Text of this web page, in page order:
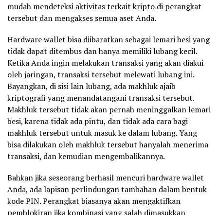
mudah mendeteksi aktivitas terkait kripto di perangkat
tersebut dan mengakses semua aset Anda.
Hardware wallet bisa diibaratkan sebagai lemari besi yang
tidak dapat ditembus dan hanya memiliki lubang kecil.
Ketika Anda ingin melakukan transaksi yang akan diakui
oleh jaringan, transaksi tersebut melewati lubang ini.
Bayangkan, di sisi lain lubang, ada makhluk ajaib
kriptografi yang menandatangani transaksi tersebut.
Makhluk tersebut tidak akan pernah meninggalkan lemari
besi, karena tidak ada pintu, dan tidak ada cara bagi
makhluk tersebut untuk masuk ke dalam lubang. Yang
bisa dilakukan oleh makhluk tersebut hanyalah menerima
transaksi, dan kemudian mengembalikannya.
Bahkan jika seseorang berhasil mencuri hardware wallet
Anda, ada lapisan perlindungan tambahan dalam bentuk
kode PIN. Perangkat biasanya akan mengaktifkan
pemblokiran jika kombinasi yang salah dimasukkan